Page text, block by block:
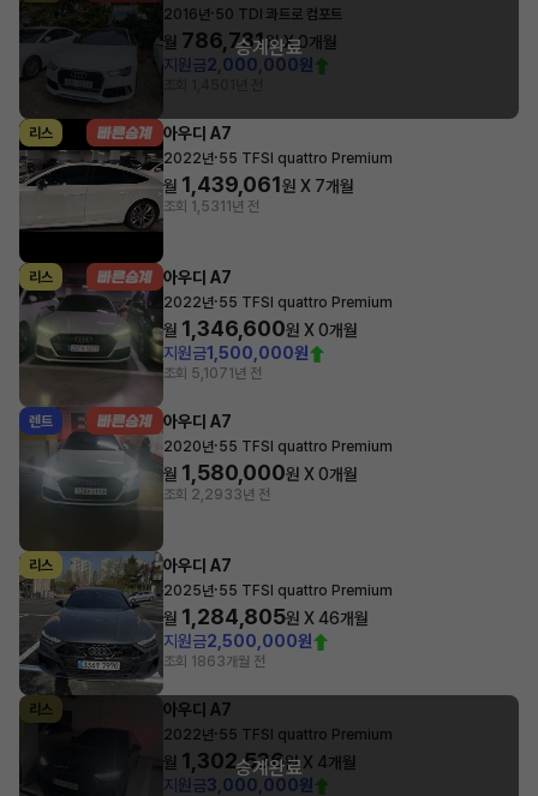
2016년· 50 TDI 콰트로 컴포트
월 786,731원 X0개월
지원금2,000,000원
승계완료
리스 아우디 A7
2022년·55 TFSI quattro Premium
월 1,439,061원 X 7개월
조회 1,531 1년 전
리스 아우디 A7
2022년·55 TFSI quattro Premium
월 1,346,600원 X0개월
지원금1,500,000원
조회 5,1071년 전
렌트 아우디 A7
2020년·55 TFSI quattro Premium
월 1,580,000원 X0개월
조회 2,2933년 전
리스 아우디 A7
2025년·55 TFSI quattro Premium
월 1,284,805원 X46개월
지원금2,500,000원
조회 1863개월 전
리스 아우디 A7
2022년· 55 TFSI quattro Premium
월 1,302,536원 X 4개월
지원금3,000,000원
승계완료